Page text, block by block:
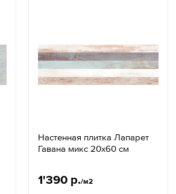
Настенная плитка Лапарет
Гавана микс 20x60 см
1'390 р./м2